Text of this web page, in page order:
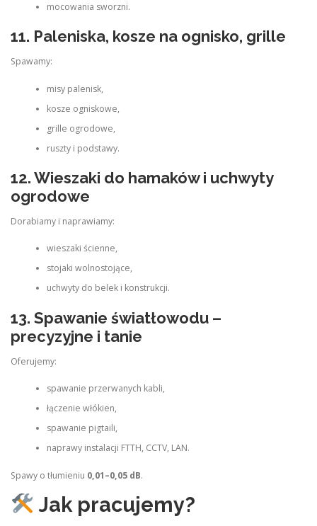
mocowania sworzni.
11. Paleniska, kosze na ognisko, grille
Spawamy:
misy palenisk,
kosze ogniskowe,
grille ogrodowe,
ruszty i podstawy.
12. Wieszaki do hamaków i uchwyty
ogrodowe
Dorabiamy i naprawiamy:
wieszaki ścienne,
stojaki wolnostojące,
uchwyty do belek i konstrukcji.
13. Spawanie światłowodu –
precyzyjne i tanie
Oferujemy:
spawanie przerwanych kabli,
łączenie włókien,
spawanie pigtaili,
naprawy instalacji FTTH, CCTV, LAN.
Spawy o tłumieniu 0,01–0,05 dB.
Jak pracujemy?